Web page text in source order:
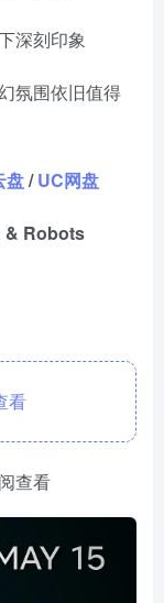
深刻印象
氛围依旧值得
盘/UC网盘
& Robots
看
查看